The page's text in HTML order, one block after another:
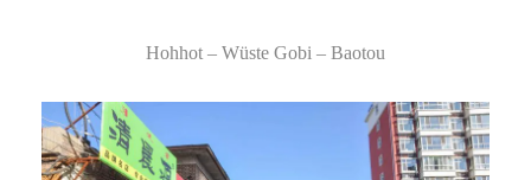
Hohhot – Wüste Gobi – Baotou